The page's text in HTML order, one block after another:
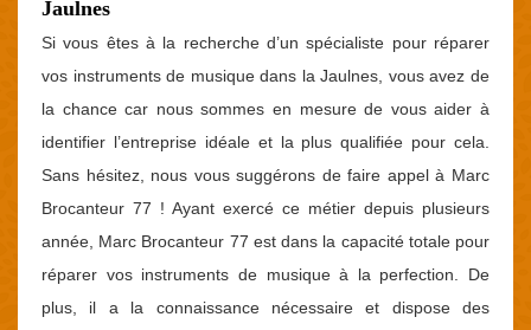
Jaulnes
Si vous êtes à la recherche d’un spécialiste pour réparer
vos instruments de musique dans la Jaulnes, vous avez de
la chance car nous sommes en mesure de vous aider à
identifier l’entreprise idéale et la plus qualifiée pour cela.
Sans hésitez, nous vous suggérons de faire appel à Marc
Brocanteur 77 ! Ayant exercé ce métier depuis plusieurs
année, Marc Brocanteur 77 est dans la capacité totale pour
réparer vos instruments de musique à la perfection. De
plus, il a la connaissance nécessaire et dispose des